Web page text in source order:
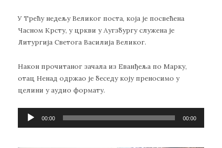
У Трећу недељу Великог поста, која је посвећена
Часном Крсту, у цркви у Аугзбургу служена је
Литургија Светога Василија Великог.
Након прочитаног зачала из Еванђеља по Марку,
отац Ненад одржао је беседу коју преносимо у
целини у аудио формату.
Прегледач
00:00 00:00